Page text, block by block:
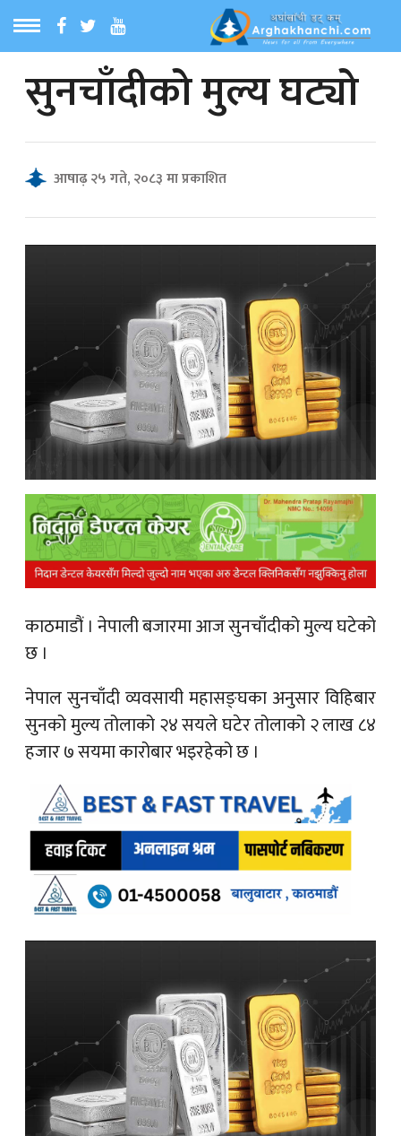
MENU
समाचार
समाचार
News
सुनचाँदीको मुल्य घट्यो
आषाढ़ २५ गते, २०८३ मा प्रकाशित
काठमाडौं । नेपाली बजारमा आज सुनचाँदीको मुल्य घटेको
छ ।
नेपाल सुनचाँदी व्यवसायी महासङ्घका अनुसार विहिबार
सुनको मुल्य तोलाको २४ सयले घटेर तोलाको २ लाख ८४
हजार ७ सयमा कारोबार भइरहेको छ ।